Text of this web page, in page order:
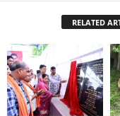
RELATED